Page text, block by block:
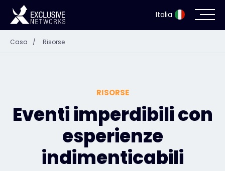
Italia
Risorse
Casa / Risorse
RISORSE
Eventi imperdibili con
esperienze
indimenticabili